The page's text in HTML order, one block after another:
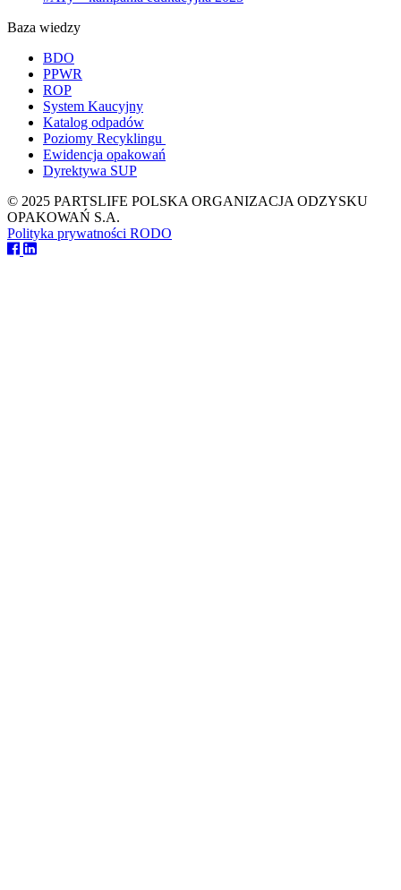
Baza wiedzy
BDO
PPWR
ROP
System Kaucyjny
Katalog odpadów
Poziomy Recyklingu
Ewidencja opakowań
Dyrektywa SUP
© 2025 PARTSLIFE POLSKA ORGANIZACJA ODZYSKU
OPAKOWAŃ S.A.
Polityka prywatności RODO